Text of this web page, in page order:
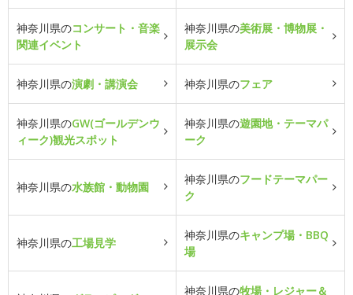
神奈川県のコンサート・音楽
関連イベント
神奈川県の美術展・博物展・
展示会
神奈川県の演劇・講演会 神奈川県のフェア
神奈川県のGW(ゴールデンウ
ィーク)観光スポット
神奈川県の遊園地・テーマパ
ーク
神奈川県の水族館・動物園
神奈川県のフードテーマパー
ク
神奈川県の工場見学
神奈川県のキャンプ場・BBQ
場
神奈川県の牧場・レジャー＆